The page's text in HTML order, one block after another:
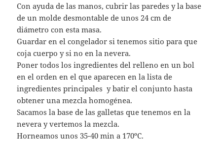
Con ayuda de las manos, cubrir las paredes y la base
de un molde desmontable de unos 24 cm de
diámetro con esta masa.
Guardar en el congelador si tenemos sitio para que
coja cuerpo y si no en la nevera.
Poner todos los ingredientes del relleno en un bol
en el orden en el que aparecen en la lista de
ingredientes principales y batir el conjunto hasta
obtener una mezcla homogénea.
Sacamos la base de las galletas que tenemos en la
nevera y vertemos la mezcla.
Horneamos unos 35-40 min a 170ºC.